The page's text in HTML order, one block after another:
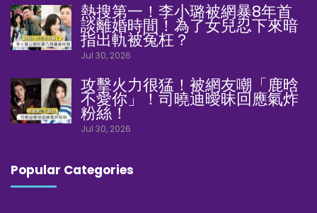
熱搜第一！李小璐被網暴8年首
談離婚時間！為了女兒忍下來暗
指出軌被冤枉？
Jul 30, 2026
攻擊火力很猛！被網友嘲「鹿晗
不愛你」！司曉迪曖昧回應氣炸
粉絲！
Jul 30, 2026
Popular Categories